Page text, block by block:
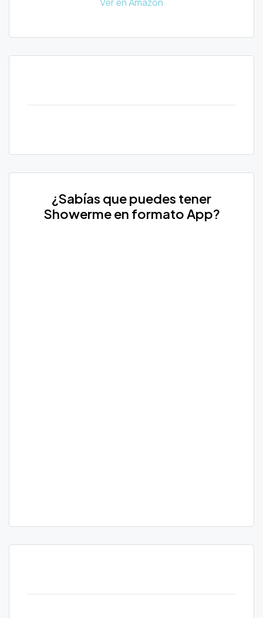
¿Sabías que puedes tener
Showerme en formato App?